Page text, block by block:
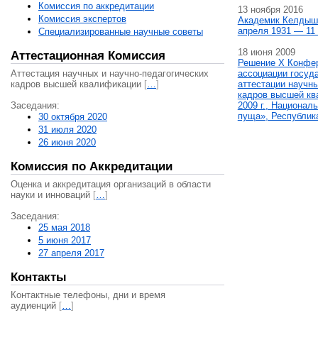
Комиссия по аккредитации
Комиссия экспертов
Специализированные научные советы
Аттестационная Комиссия
Аттестация научных и научно-педагогических
кадров высшей квалификации […]
Заседания:
30 октября 2020
31 июля 2020
26 июня 2020
Комиссия по Аккредитации
Оценка и аккредитация организаций в области
науки и инноваций […]
Заседания:
25 мая 2018
5 июня 2017
27 апреля 2017
Контакты
Контактные телефоны, дни и время
аудиенций […]
13 ноября 2016
Академик
апреля 1931 — 11
18 июня 2009
Решение X
ассоциации
аттестации
кадров высшей
2009 г.,
пуща»,